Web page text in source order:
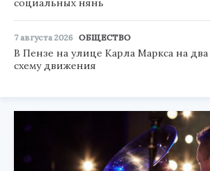
социальных нянь
7 августа 2026 ОБЩЕСТВО
В Пензе на улице Карла Маркса на
схему движения